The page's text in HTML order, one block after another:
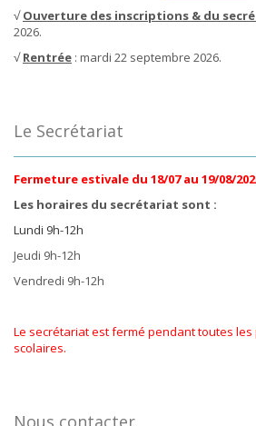
√Ouverture des inscriptions & du
2026.
√Rentrée : mardi 22 septembre 2026.
Le Secrétariat
Fermeture estivale du 18/07 au 19/08/
Les horaires du secrétariat sont :
Lundi 9h-12h
Jeudi 9h-12h
Vendredi 9h-12h
Le secrétariat est fermé pendant toutes
scolaires.